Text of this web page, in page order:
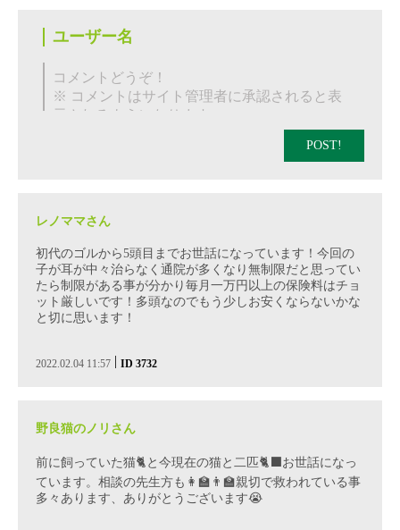
POST!
レノママさん
初代のゴルから5頭目までお世話になっています！今回の
子が耳が中々治らなく通院が多くなり無制限だと思ってい
たら制限がある事が分かり毎月一万円以上の保険料はチョ
ット厳しいです！多頭なのでもう少しお安くならないかな
と切に思います！
2022.02.04 11:57 | ID 3732
野良猫のノリさん
前に飼っていた猫🐈と今現在の猫と二匹🐈‍⬛お世話になっ
ています。相談の先生方も👩‍🏫👨‍🏫親切で救われている事
多々あります、ありがとうございます😭